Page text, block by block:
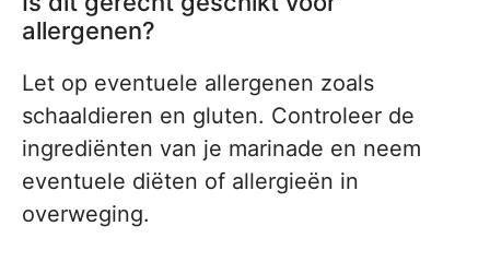
allergenen?
Let op eventuele allergenen zoals
schaaldieren en gluten. Controleer de
ingrediënten van je marinade en neem
eventuele diëten of allergieën in
overweging.